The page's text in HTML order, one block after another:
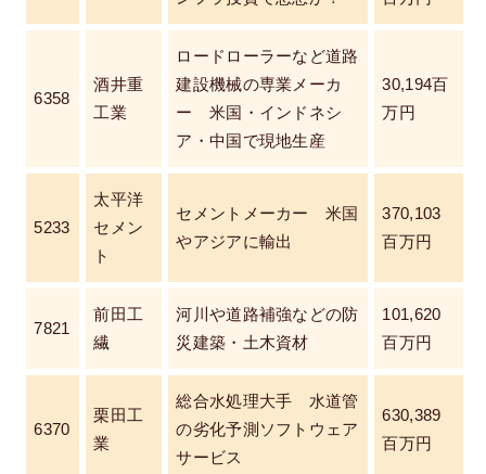
6358
酒井重
工業
ロードローラーなど道路
建設機械の専業メーカ
ー 米国・インドネシ
ア・中国で現地生産
30,194百
万円
5233
太平洋
セメン
ト
セメントメーカー 米国
やアジアに輸出
370,103
百万円
7821
前田工
繊
河川や道路補強などの防
災建築・土木資材
101,620
百万円
6370
栗田工
業
総合水処理大手 水道管
の劣化予測ソフトウェア
サービス
630,389
百万円